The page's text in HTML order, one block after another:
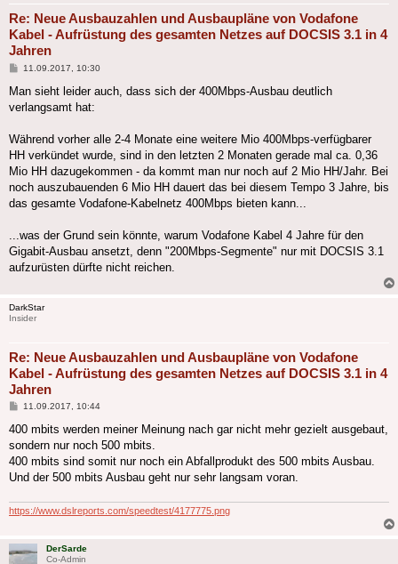
Re: Neue Ausbauzahlen und Ausbaupläne von Vodafone
Kabel - Aufrüstung des gesamten Netzes auf DOCSIS 3.1 in 4
Jahren
Beitrag
11.09.2017, 10:30
Man sieht leider auch, dass sich der 400Mbps-Ausbau deutlich
verlangsamt hat:
Während vorher alle 2-4 Monate eine weitere Mio 400Mbps-verfügbarer
HH verkündet wurde, sind in den letzten 2 Monaten gerade mal ca. 0,36
Mio HH dazugekommen - da kommt man nur noch auf 2 Mio HH/Jahr. Bei
noch auszubauenden 6 Mio HH dauert das bei diesem Tempo 3 Jahre, bis
das gesamte Vodafone-Kabelnetz 400Mbps bieten kann...
...was der Grund sein könnte, warum Vodafone Kabel 4 Jahre für den
Gigabit-Ausbau ansetzt, denn "200Mbps-Segmente" nur mit DOCSIS 3.1
aufzurüsten dürfte nicht reichen.
DarkStar
Insider
Re: Neue Ausbauzahlen und Ausbaupläne von Vodafone
Kabel - Aufrüstung des gesamten Netzes auf DOCSIS 3.1 in 4
Jahren
Beitrag
11.09.2017, 10:44
400 mbits werden meiner Meinung nach gar nicht mehr gezielt ausgebaut,
sondern nur noch 500 mbits.
400 mbits sind somit nur noch ein Abfallprodukt des 500 mbits Ausbau.
Und der 500 mbits Ausbau geht nur sehr langsam voran.
https://www.dslreports.com/speedtest/4177775.png
DerSarde
Co-Admin